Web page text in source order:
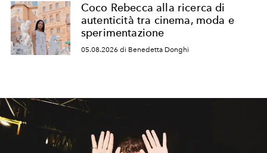
Coco Rebecca alla ricerca di
autenticità tra cinema, moda e
sperimentazione
05.08.2026 di Benedetta Donghi